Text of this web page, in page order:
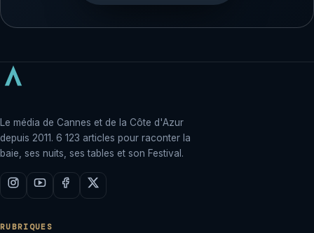
Le média de Cannes et de la Côte d'Azur
depuis 2011. 6 123 articles pour raconter la
baie, ses nuits, ses tables et son Festival.
RUBRIQUES